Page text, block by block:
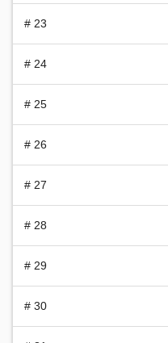
# 23
# 24
# 25
# 26
# 27
# 28
# 29
# 30